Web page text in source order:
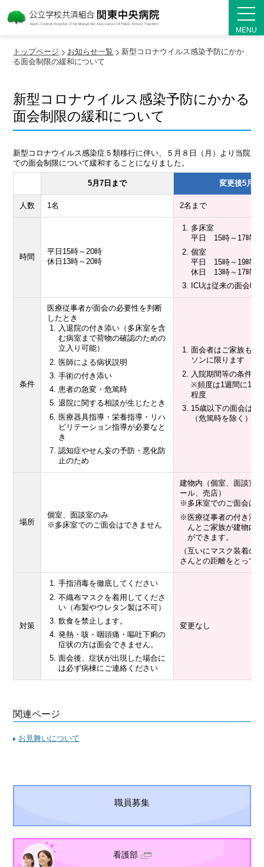
MENU
トップページ お知らせ一覧
新型コロナウイルス感染予防にかか
る面会制限の緩和について
新型コロナウイルス感染予防にかかる
面会制限の緩和について
新型コロナウイルス感染症５類移行に伴い、５月８日（月）より当院
での面会制限について緩和することになりました。
5月7日まで 変更後5月8
人数 1名 2名まで
時間
平日15時～20時
休日13時～20時
多床室
平日 15時～17時
個室
平日 15時～19時
休日 13時～17時
ICUは従来の面会時
条件
医療従事者が面会の必要性を判断
したとき
入退院の付き添い（多床室を含
む病室まで荷物の確認のための
立入り可能）
医師による病状説明
手術の付き添い
患者の急変・危篤時
退院に関する相談が生じたとき
医療器具指導・栄養指導・リハ
ビリテーション指導が必要なと
き
認知症やせん妄の予防・悪化防
止のため
面会者はご家族もし
ソンに限ります
入院期間等の条件は
※頻度は1週間に1度
程度
15歳以下の面会は原
（危篤時を除く）
場所
個室、面談室のみ
※多床室でのご面会はできません
建物内（個室、面談室
ール、売店）
※多床室でのご面会は
※医療従事者の付き添
んとご家族が建物内
ができます。
（互いにマスク装着の
さんとの距離をとって
対策
手指消毒を徹底してください
不織布マスクを着用してくださ
い（布製やウレタン製は不可）
飲食を禁止します。
発熱・咳・咽頭痛・嘔吐下痢の
症状の方は面会できません。
面会後、症状が出現した場合に
は必ず病棟にご連絡ください
変更なし
関連ページ
お見舞いについて
職員募集
看護部